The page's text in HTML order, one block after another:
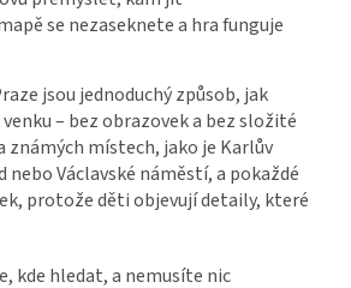
se nezaseknete a hra funguje
jsou jednoduchý způsob, jak
– bez obrazovek a bez složité
známých místech, jako je Karlův
nebo Václavské náměstí, a pokaždé
protože děti objevují detaily, které
kde hledat, a nemusíte nic